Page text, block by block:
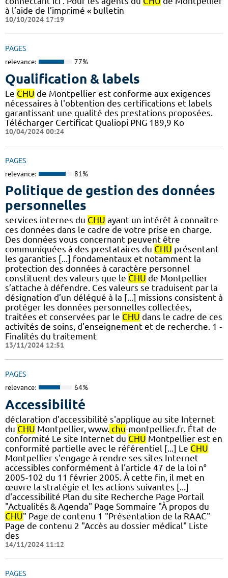
à l’aide de l’imprimé « bulletin
10/10/2024 17:19
PAGES
relevance: 77%
Qualification & labels
Le CHU de Montpellier est conforme aux exigences
nécessaires à l'obtention des certifications et labels
garantissant une qualité des prestations proposées.
Télécharger Certificat Qualiopi PNG 189,9 Ko
10/04/2024 00:24
PAGES
relevance: 81%
Politique de gestion des données
personnelles
services internes du CHU ayant un intérêt à connaître
ces données dans le cadre de votre prise en charge.
Des données vous concernant peuvent être
communiquées à des prestataires du CHU présentant
les garanties [...] fondamentaux et notamment la
protection des données à caractère personnel
constituent des valeurs que le CHU de Montpellier
s’attache à défendre. Ces valeurs se traduisent par la
désignation d’un délégué à la [...] missions consistent à
protéger les données personnelles collectées,
traitées et conservées par le CHU dans le cadre de ces
activités de soins, d’enseignement et de recherche. 1 -
Finalités du traitement
13/11/2024 12:51
PAGES
relevance: 64%
Accessibilité
déclaration d'accessibilité s'applique au site Internet
du CHU Montpellier, www. chu-montpellier.fr. État de
conformité Le site Internet du CHU Montpellier est en
conformité partielle avec le référentiel [...] Le CHU
Montpellier s'engage à rendre ses sites Internet
accessibles conformément à l'article 47 de la loi n°
2005-102 du 11 février 2005. À cette fin, il met en
œuvre la stratégie et les actions suivantes [...]
d'accessibilité Plan du site Recherche Page Portail
"Actualités & Agenda" Page Sommaire "À propos du
CHU" Page de contenu 1 "Présentation de la RAAC"
Page de contenu 2 "Accès au dossier médical" Liste
des
14/11/2024 11:12
PAGES